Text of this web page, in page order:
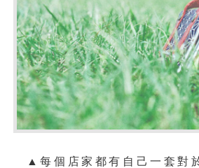
▲每個店家都有自己一套對